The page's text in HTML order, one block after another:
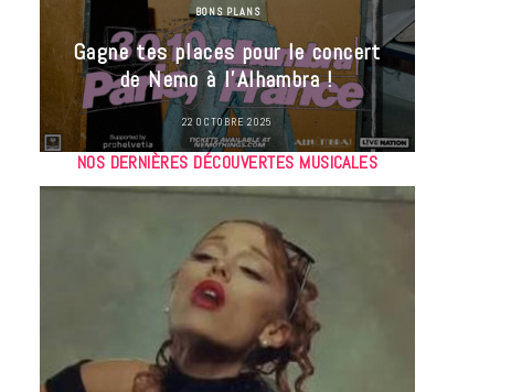
BONS PLANS
Gagne tes places pour le concert
de Nemo à l’Alhambra !
22 OCTOBRE 2025
NOS DERNIÈRES DÉCOUVERTES MUSICALES